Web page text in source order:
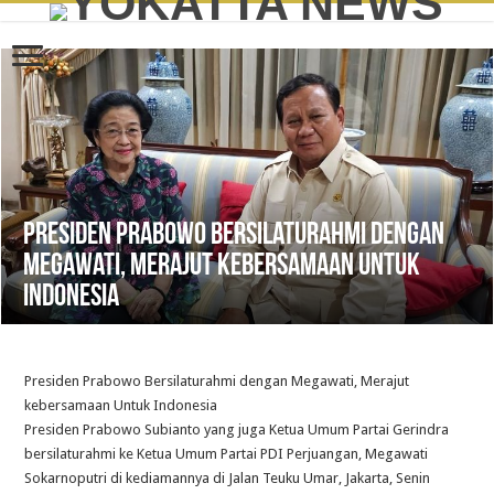
Presiden Prabowo Bersilaturahmi dengan
Megawati, Merajut kebersamaan Untuk
Indonesia
Presiden Prabowo Bersilaturahmi dengan Megawati, Merajut
kebersamaan Untuk Indonesia
Presiden Prabowo Subianto yang juga Ketua Umum Partai Gerindra
bersilaturahmi ke Ketua Umum Partai PDI Perjuangan, Megawati
Sokarnoputri di kediamannya di Jalan Teuku Umar, Jakarta, Senin